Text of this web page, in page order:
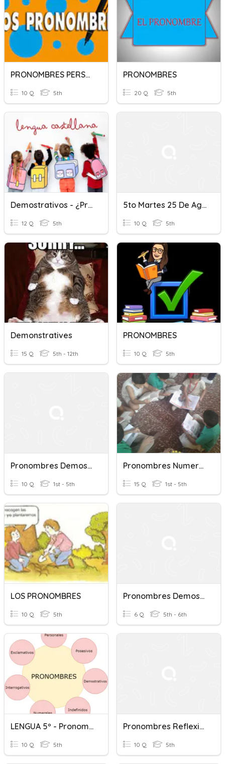
PRONOMBRES PERSONALES Y DEMOSTRATIVOS
10 Q 5th
PRONOMBRES
20 Q 5th
Demostrativos - ¿Pronombre O Determinante?
12 Q 5th
5to Martes 25 De Agosto Del 2020 Pronombres Demostrativos
10 Q 5th
Demonstratives
15 Q 5th - 12th
PRONOMBRES
10 Q 5th
Pronombres Demostrativos Y Posesivos
10 Q 1st - 5th
Pronombres Numerales
15 Q 1st - 5th
LOS PRONOMBRES
10 Q 5th
Pronombres Demostrativos
6 Q 5th - 6th
LENGUA 5º - Pronombres
10 Q 5th
Pronombres Reflexivos
10 Q 5th